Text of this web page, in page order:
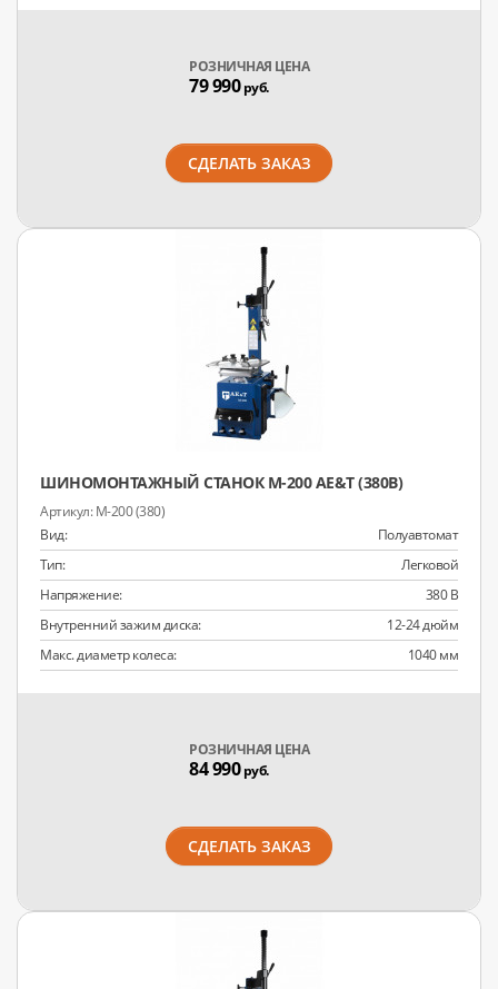
РОЗНИЧНАЯ ЦЕНА
79 990руб.
СДЕЛАТЬ ЗАКАЗ
ШИНОМОНТАЖНЫЙ СТАНОК M-200 AE&T (380В)
M-200 (380)
Вид:
Полуавтомат
Тип:
Легковой
Напряжение:
380 В
Внутренний зажим диска:
12-24 дюйм
Макс. диаметр колеса:
1040 мм
РОЗНИЧНАЯ ЦЕНА
84 990руб.
СДЕЛАТЬ ЗАКАЗ